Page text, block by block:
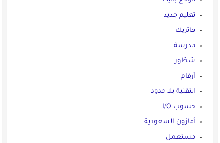
تعليم جديد
هاتريك
مدرسة
سُطُور
أرقام
التقنية بلا حدود
حسوب I/O
أمازون السعودية
مستعمل